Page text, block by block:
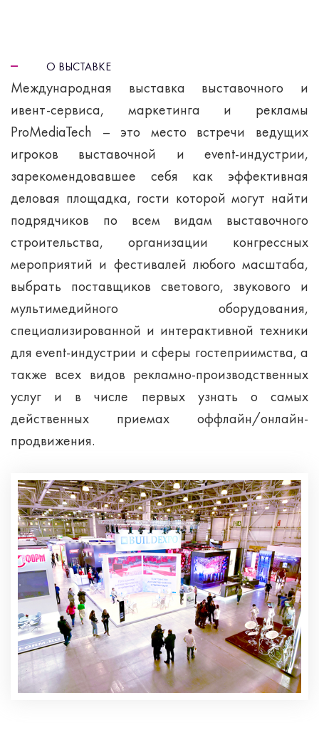
О ВЫСТАВКЕ
Международная выставка выставочного и
ивент-сервиса, маркетинга и рекламы
ProMediaTech – это место встречи ведущих
игроков выставочной и event-индустрии,
зарекомендовавшее себя как эффективная
деловая площадка, гости которой могут найти
подрядчиков по всем видам выставочного
строительства, организации конгрессных
мероприятий и фестивалей любого масштаба,
выбрать поставщиков светового, звукового и
мультимедийного оборудования,
специализированной и интерактивной техники
для event-индустрии и сферы гостеприимства, а
также всех видов рекламно-производственных
услуг и в числе первых узнать о самых
действенных приемах оффлайн/онлайн-
продвижения.